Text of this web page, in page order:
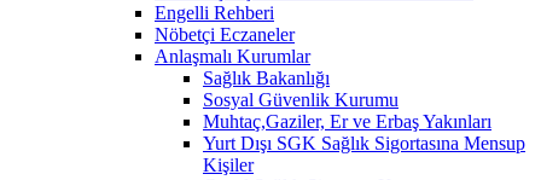
Engelli Rehberi
Nöbetçi Eczaneler
Anlaşmalı Kurumlar
Sağlık Bakanlığı
Sosyal Güvenlik Kurumu
Muhtaç,Gaziler, Er ve Erbaş Yakınları
Yurt Dışı SGK Sağlık Sigortasına Mensup
Kişiler